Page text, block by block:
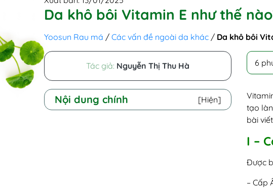
Da khô bôi Vitamin E như thế
Yoosun Rau má / Các vấn đề ngoài da khác / Da khô bôi
Tác giả: Nguyễn Thị Thu Hà
Nội dung chính [Hiện]
6
tạo
bài
I –
Được
– Cấp